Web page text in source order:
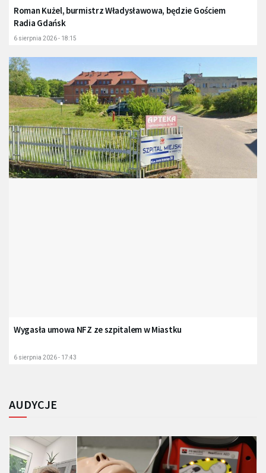
Roman Kużel, burmistrz Władysławowa, będzie Gościem
Radia Gdańsk
6 sierpnia 2026 - 18:15
Wygasła umowa NFZ ze szpitalem w Miastku
6 sierpnia 2026 - 17:43
AUDYCJE